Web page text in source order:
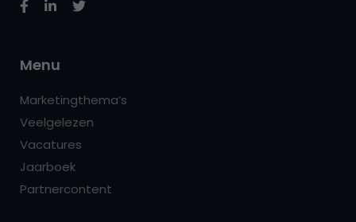
Menu
Marketingthema’s
Veelgelezen
Vacatures
Jaarboek
Partnercontent